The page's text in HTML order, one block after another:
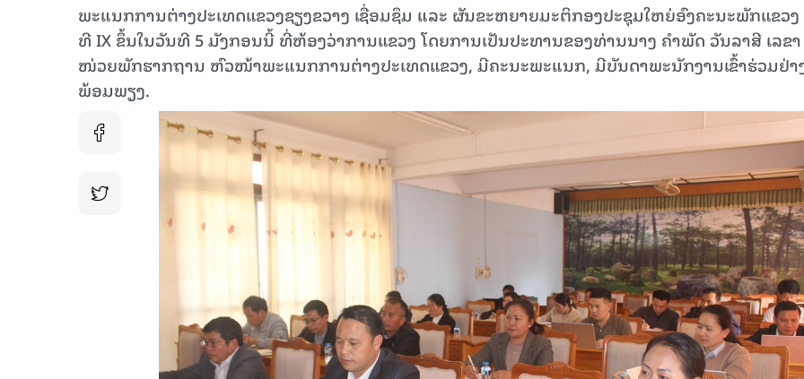
ພະແນກການຕ່າງປະເທດແຂວງຊຽງຂວາງ ເຊື່ອມຊຶມ ແລະ ຜັນຂະຫຍາຍມະຕິກອງປະຊຸມໃຫຍ່ອົງຄະນະພັກແຂວງ
ທີ IX ຂຶ້ນໃນວັນທີ 5 ມັງກອນນີ້ ທີ່ຫ້ອງວ່າການແຂວງ ໂດຍການເປັນປະທານຂອງທ່ານນາງ ຄຳພັດ ວັນລາສີ ເລຂາ
ໜ່ວຍພັກຮາກຖານ ຫົວໜ້າພະແນກການຕ່າງປະເທດແຂວງ, ມີຄະນະພະແນກ, ມີບັນດາພະນັກງານເຂົ້າຮ່ວມຢ່າ
ພ້ອມພຽງ.
15.040(07-08-